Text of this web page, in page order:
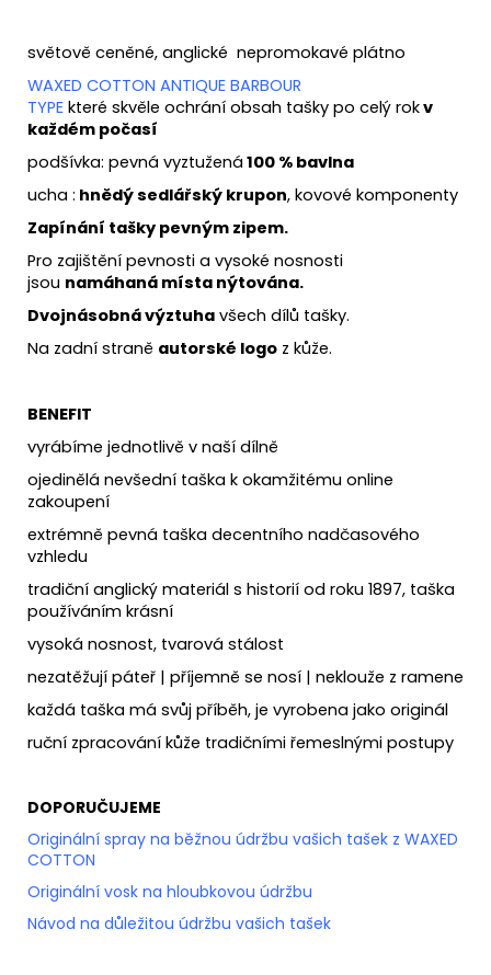
světově ceněné, anglické nepromokavé plátno
WAXED COTTON ANTIQUE BARBOUR
TYPE které skvěle ochrání obsah tašky po celý rokv
každém počasí
podšívka: pevná vyztužená 100 % bavlna
ucha : hnědý sedlářský krupon, kovové komponenty
Zapínání tašky pevným zipem.
Pro zajištění pevnosti a vysoké nosnosti
jsou namáhaná místa nýtována.
Dvojnásobná výztuha všech dílů tašky.
Na zadní straně autorské logo z kůže.
BENEFIT
vyrábíme jednotlivě v naší dílně
ojedinělá nevšední taška k okamžitému online
zakoupení
extrémně pevná taška decentního nadčasového
vzhledu
tradiční anglický materiál s historií od roku 1897, taška
používáním krásní
vysoká nosnost, tvarová stálost
nezatěžují páteř | příjemně se nosí | neklouže z ramene
každá taška má svůj příběh, je vyrobena jako originál
ruční zpracování kůže tradičními řemeslnými postupy
DOPORUČUJEME
Originální spray na běžnou údržbu vašich tašek z WAXED
COTTON
Originální vosk na hloubkovou údržbu
Návod na důležitou údržbu vašich tašek